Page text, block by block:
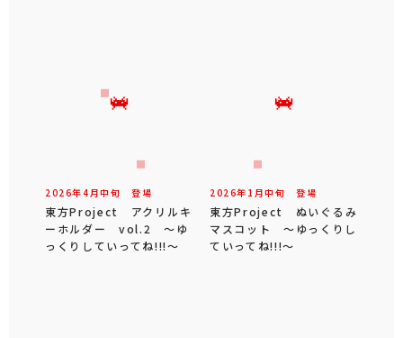
2026年4 月中旬 登場
東方Project アクリルキ
ーホルダー vol.2 ～ゆ
っくりしていってね!!!～
2026年 1 月中旬 登場
東方Project ぬいぐるみ
マスコット ～ゆっくりし
ていってね!!!～